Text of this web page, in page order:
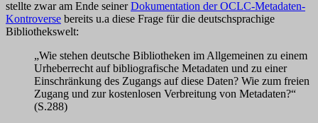
stellte zwar am Ende seinerDokumentation der OCLC-Metadaten-
Kontroverse bereits u.a diese Frage für die deutschsprachige
Bibliothekswelt:
„Wie stehen deutsche Bibliotheken im Allgemeinen zu einem
Urheberrecht auf bibliografische Metadaten und zu einer
Einschränkung des Zugangs auf diese Daten? Wie zum freien
Zugang und zur kostenlosen Verbreitung von Metadaten?“
(S.288)